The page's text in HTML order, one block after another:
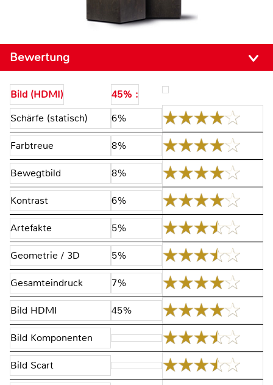
Bewertung
Bild (HDMI)
45% :
Schärfe (statisch)
6%
Farbtreue 8%
Bewegtbild 8%
Kontrast 6%
Artefakte 5%
Geometrie / 3D 5%
Gesamteindruck 7%
Bild HDMI 45%
Bild Komponenten
Bild Scart